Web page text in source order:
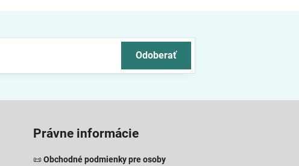
Odoberať
Právne informácie
📜Obchodné podmienky pre osoby